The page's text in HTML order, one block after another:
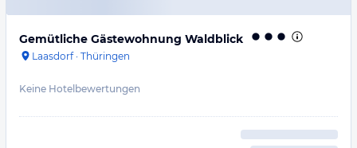
Gemütliche Gästewohnung Waldblick
Laasdorf· Thüringen
Keine Hotelbewertungen